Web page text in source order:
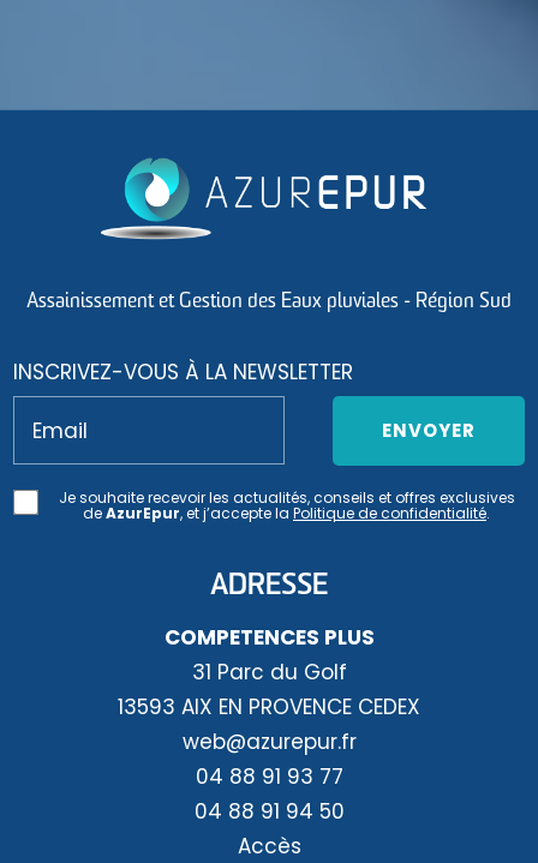
Assainissement et Gestion des Eaux pluviales - Région Sud
INSCRIVEZ-VOUS À LA NEWSLETTER
Email
Je souhaite recevoir les actualités, conseils et offres exclusives
deAzurEpur, et j’accepte la Politique de confidentialité.
ADRESSE
COMPETENCES PLUS
31 Parc du Golf
13593 AIX EN PROVENCE CEDEX
web@azurepur.fr
04 88 91 93 77
04 88 91 94 50
Accès